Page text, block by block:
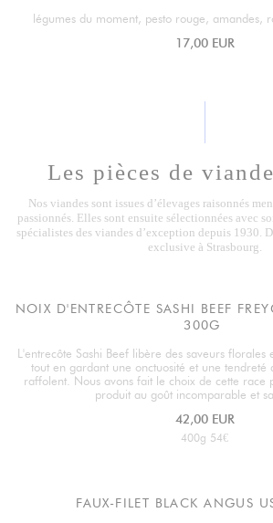
légumes du moment, pesto rouge, amandes,
17,00 EUR
Les pièces de
Nos viandes sont issues d’élevages raisonnés
passionnés. Elles sont ensuite sélectionnées avec
spécialistes des viandes d’exception depuis 1930.
exclusive à Strasbourg.
NOIX D'ENTRECÔTE SASHI BEEF
300G
L'entrecôte Sashi Beef libère des saveurs
tout en gardant une onctuosité et une tendreté
raffolent. Nous avons fait le choix de cette race
produit au goût incomparable et
42,00 EUR
400g 54€
FAUX-FILET BLACK ANGUS